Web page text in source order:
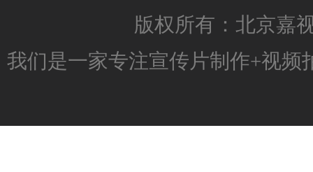
版权所有：北京嘉
我们是一家专注宣传片制作+视频